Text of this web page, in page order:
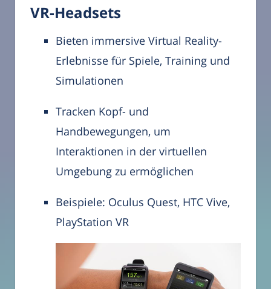
VR-Headsets
Bieten immersive Virtual Reality-
Erlebnisse für Spiele, Training und
Simulationen
Tracken Kopf- und
Handbewegungen, um
Interaktionen in der virtuellen
Umgebung zu ermöglichen
Beispiele: Oculus Quest, HTC Vive,
PlayStation VR